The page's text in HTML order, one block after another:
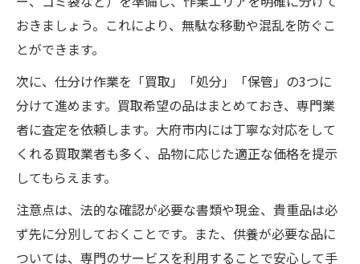
おきましょう。これにより、無駄な移動や混乱を防ぐこ
とができます。
次に、仕分け作業を「買取」「処分」「保管」の3つに
分けて進めます。買取希望の品はまとめておき、専門業
者に査定を依頼します。大府市内には丁寧な対応をして
くれる買取業者も多く、品物に応じた適正な価格を提示
してもらえます。
注意点は、法的な確認が必要な書類や現金、貴重品は必
ず先に分別しておくことです。また、供養が必要な品に
ついては、専門のサービスを利用することで安心して手